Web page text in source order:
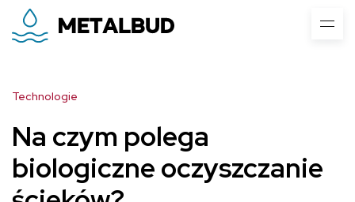
Technologie
Na czym polega
biologiczne oczyszczanie